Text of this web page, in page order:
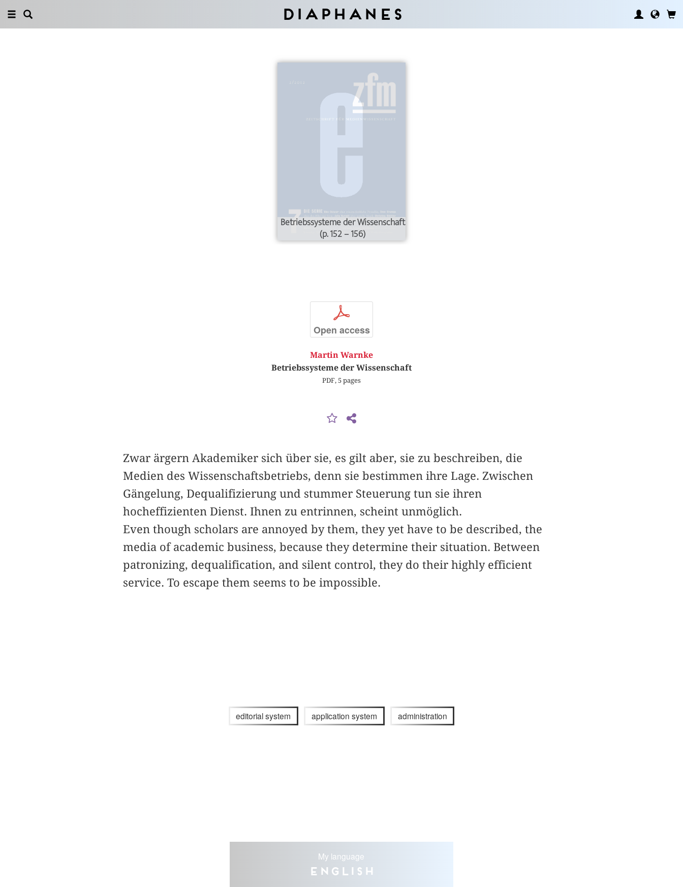
Diaphanes
Betriebssysteme der Wissenschaft
(p. 152 – 156)
p
Open access
Martin Warnke
Betriebssysteme der Wissenschaft
PDF, 5 pages
Zwar ärgern Akademiker sich über sie, es gilt aber, sie zu beschreiben, die
Medien des Wissenschaftsbetriebs, denn sie bestimmen ihre Lage. Zwischen
Gängelung, Dequalifizierung und stummer Steuerung tun sie ihren
hocheffizienten Dienst. Ihnen zu entrinnen, scheint unmöglich.
Even though scholars are annoyed by them, they yet have to be described, the
media of academic business, because they determine their situation. Between
patronizing, dequalification, and silent control, they do their highly efficient
service. To escape them seems to be impossible.
editorial system application system administration
My language
English